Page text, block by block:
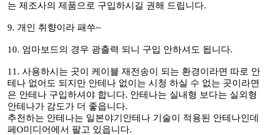
는 제조사의 제품으로 구입하시길 권해 드립니다.
9. 개인 취향이라 패쑤~
10. 엄마보드의 경우 광출력 되니 구입 안하셔도 됩니다.
11. 사용하시는 곳이 케이블 재전송이 되는 환경이라면 따로 안
테나 없어도 되지만 안테나 없이는 시청 하실 수 없는 곳이라면
은 안테나 구입하셔야 합니다. 안테나는 실내형 보다는 실외형
안테나가 감도가 더 좋읍니다.
추천하는 안테나는 일본야기안테나 기술이 적용된 안테나인데
페O미디어에서 팔고 있읍니다.